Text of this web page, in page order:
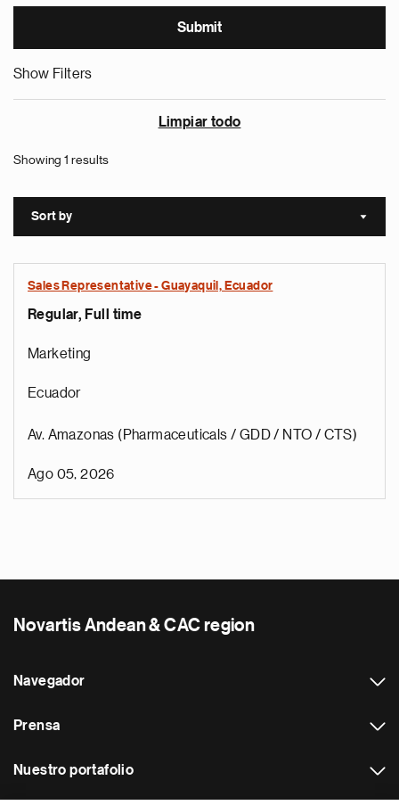
Show Filters
Limpiar todo
Showing 1 results
Sort by Sort
Sales Representative - Guayaquil, Ecuador
Regular, Full time
Marketing
Ecuador
Av. Amazonas (Pharmaceuticals / GDD / NTO / CTS)
Ago 05, 2026
Novartis Andean & CAC region
Navegador
Prensa
Nuestro portafolio